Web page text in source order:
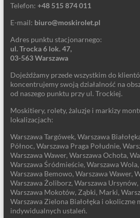
Telefon: +48 515 874 011
E-mail: biuro@moskirolet.pl
Adres punktu stacjonarnego:
ul. Trocka 6 lok. 47,
03-563 Warszawa
Dojeżdżamy przede wszystkim do
koncentrujemy swoją działalność na
od naszego punktu przy ul. Trockiej.
Moskitiery, rolety, żaluzje i markizy
lokalizacjach:
Warszawa Targówek, Warszawa
Północ, Warszawa Praga Południe,
Warszawa Wawer, Warszawa Ochota,
Warszawa Śródmieście, Warszawa
Warszawa Bemowo, Warszawa Wawer,
Warszawa Żoliborz, Warszawa Ursynów,
Warszawa Mokotów, Ząbki, Marki,
Warszawa Zielona Białołęka i okoliczne
indywidualnych ustaleń.